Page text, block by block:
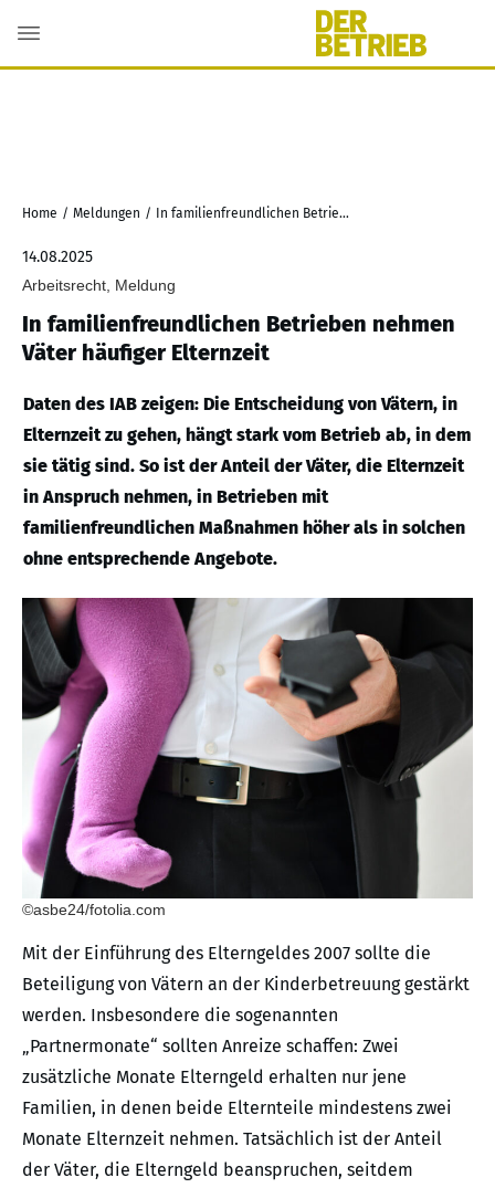
Home / Meldungen / In familienfreundlichen Betrieben nehmen Väter häufiger Elternzeit
14.08.2025
Arbeitsrecht, Meldung
In familienfreundlichen Betrieben nehmen
Väter häufiger Elternzeit
Daten des IAB zeigen: Die Entscheidung von Vätern, in
Elternzeit zu gehen, hängt stark vom Betrieb ab, in dem
sie tätig sind. So ist der Anteil der Väter, die Elternzeit
in Anspruch nehmen, in Betrieben mit
familienfreundlichen Maßnahmen höher als in solchen
ohne entsprechende Angebote.
©asbe24/fotolia.com
Mit der Einführung des Elterngeldes 2007 sollte die
Beteiligung von Vätern an der Kinderbetreuung gestärkt
werden. Insbesondere die sogenannten
„Partnermonate“ sollten Anreize schaffen: Zwei
zusätzliche Monate Elterngeld erhalten nur jene
Familien, in denen beide Elternteile mindestens zwei
Monate Elternzeit nehmen. Tatsächlich ist der Anteil
der Väter, die Elterngeld beanspruchen, seitdem